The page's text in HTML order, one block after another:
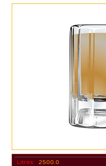
Litros:
2500.0